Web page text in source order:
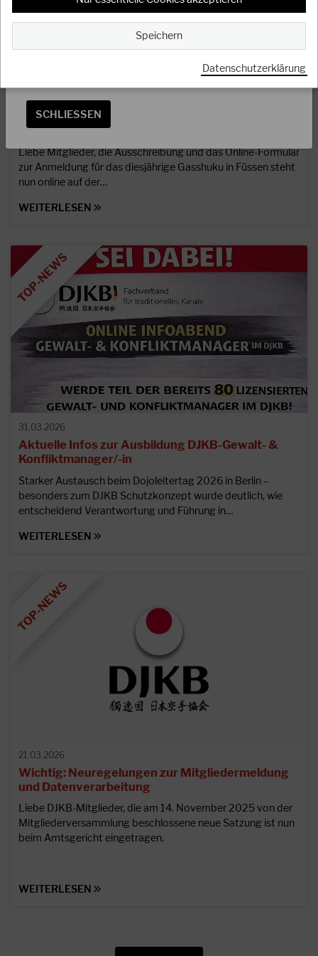
Speichern
Datenschutzerklärung
07.04.2026
Achtung: Anmeldeformular zum Gasshuku 2026
in Füssen online!
Liebe Mitglieder, die Ausschreibung und das Online-Formular
zur Anmeldung für das diesjährige Gasshuku in Füssen steht
nun online auf der…
WEITERLESEN
31.03.2026
Aktuelle Infos zur Ausbildung DJKB-Gewalt- &
Konfliktmanager/-in
Starker Austausch beim Dojoleitertag 2026 in Berlin –
besonders zum DJKB Schutzkonzept wurde deutlich, wie
entscheidend Verantwortung und Führung in…
WEITERLESEN
21.03.2026
Wichtig: Neuregelungen zur Mitgliedermeldung
und Datenverarbeitung
Liebe DJKB-Mitglieder, die am 14. November 2025 von der
Mitgliederversammlung beschlossene neue Satzung ist nun
beim Amtsgericht eingetragen.
WEITERLESEN
angenommen werden.
SCHLIESSEN